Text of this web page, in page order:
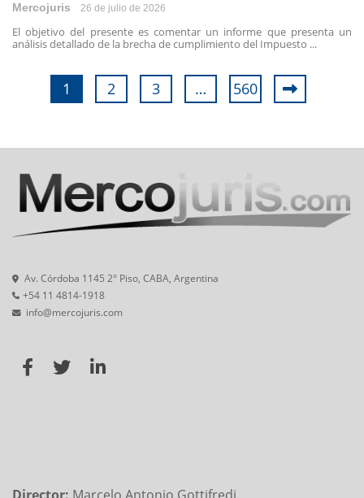
Mercojuris 26 de julio de 2026
El objetivo del presente es comentar un informe que presenta un
análisis detallado de la brecha de cumplimiento del Impuesto ...
1 2 3 … 560
Av. Córdoba 1145 2° Piso, CABA, Argentina
+54 11 4814-1918
info@mercojuris.com